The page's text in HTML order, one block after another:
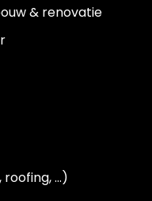
& renovatie
roofing, …)